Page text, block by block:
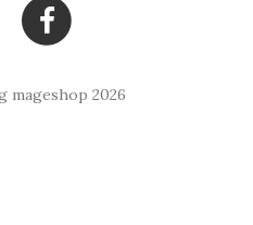
mageshop 2026